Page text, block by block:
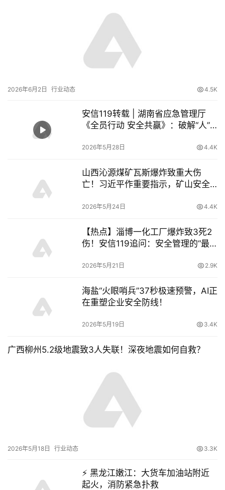
2026年6月2日 行业动态 4.5K
安信119转载 | 湖南省应急管理厅
《全员行动 安全共赢》：破解“人”
一责任人”
2026年5月28日 4.4K
山西沁源煤矿瓦斯爆炸致重大伤
亡！习近平作重要指示，矿山安全
2026年5月24日 4.4K
【热点】淄博一化工厂爆炸致3死2
伤！安信119追问：安全管理的“最
2026年5月21日 2.9K
海盐“火眼哨兵”37秒极速预警，AI正
在重塑企业安全防线！
2026年5月19日 3.4K
广西柳州5.2级地震致3人失联！深夜地震如何自救？
2026年5月18日 行业动态 3.3K
⚡️ 黑龙江嫩江：大货车加油站附近
起火，消防紧急扑救